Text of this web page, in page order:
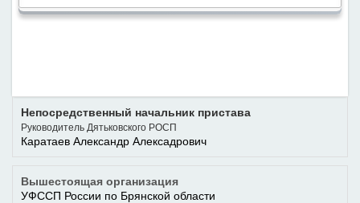
Непосредственный начальник пристава
Руководитель Дятьковского РОСП
Каратаев Александр Алексадрович
Вышестоящая организация
УФССП России по Брянской области